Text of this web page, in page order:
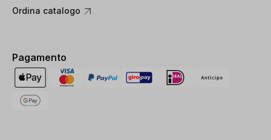
Ordina catalogo
Pagamento